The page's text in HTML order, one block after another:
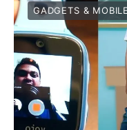
GADGETS &